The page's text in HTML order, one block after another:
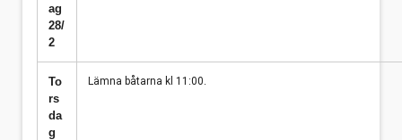
ag
28/
2
To
rs
da
g
Lämna båtarna kl 11:00.